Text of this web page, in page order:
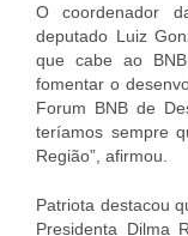
O coordenador
deputado Luiz
que cabe ao
fomentar o
Forum BNB de
teríamos sempre
Região”, afirmou.
Patriota destacou
Presidenta Dilma